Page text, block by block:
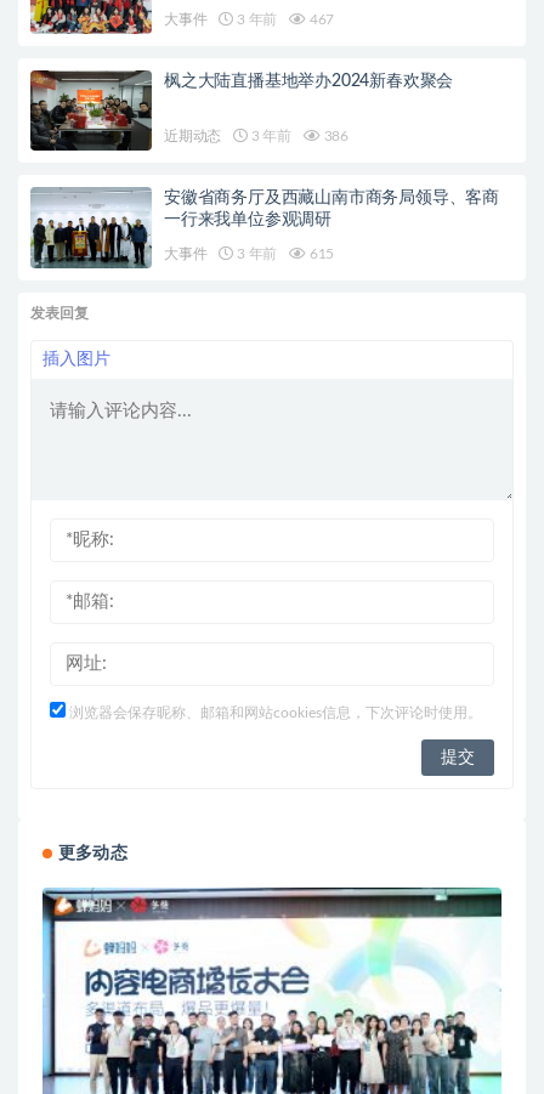
大事件 3 年前 467
枫之大陆直播基地举办2024新春欢聚会
近期动态 3 年前 386
安徽省商务厅及西藏山南市商务局领导、客商
一行来我单位参观调研
大事件 3 年前 615
发表回复
插入图片
浏览器会保存昵称、邮箱和网站cookies信息，下次评论时使用。
更多动态